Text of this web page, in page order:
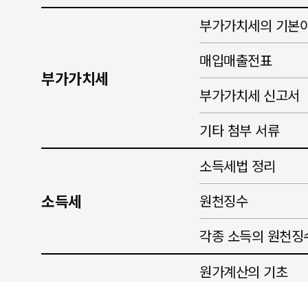
부가가치세
부가가치세의 기본
매입매출전표
부가가치세 신고서
기타 첨부 서류
소득세
소득세법 정리
원천징수
각종 소득의 원천징
원가계산의 기초